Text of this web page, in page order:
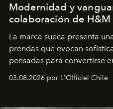
Modernidad y
colaboración de H&M
La marca sueca presenta
prendas que evocan
pensadas para convertirse
Disponible en Chile desde
03.08.2026 por L'Officiel Chile